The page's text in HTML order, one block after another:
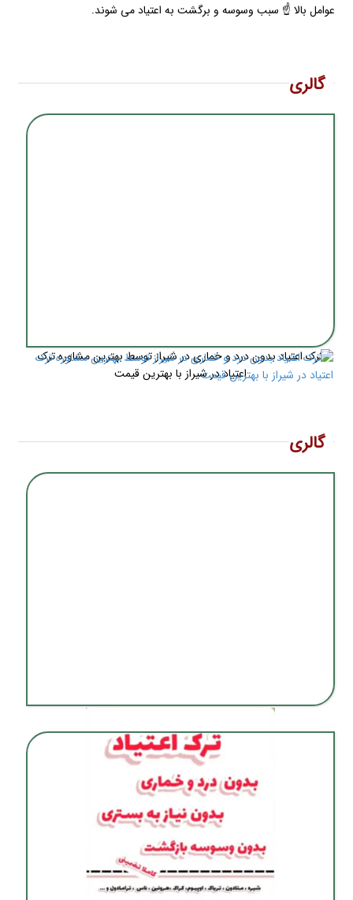
عوامل بالا ☝️ سبب وسوسه و برگشت به اعتیاد می شوند.
گالری
ترک اعتیاد بدون درد و خماری در شیراز توسط بهترین مشاوره ترک
اعتیاد در شیراز با بهترین قیمت
گالری